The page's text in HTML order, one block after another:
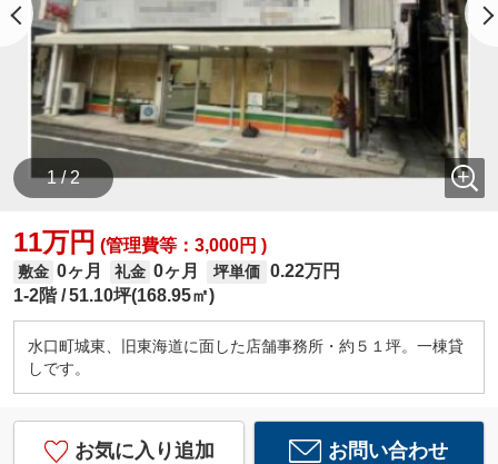
1 / 2
11万円 (管理費等：3,000円 )
敷金 0ヶ月 礼金 0ヶ月 坪単価 0.22万円
1-2階 51.10坪(168.95㎡)
水口町城東、旧東海道に面した店舗事務所・約５１坪。一棟貸
しです。
お気に入り追加 お問い合わせ